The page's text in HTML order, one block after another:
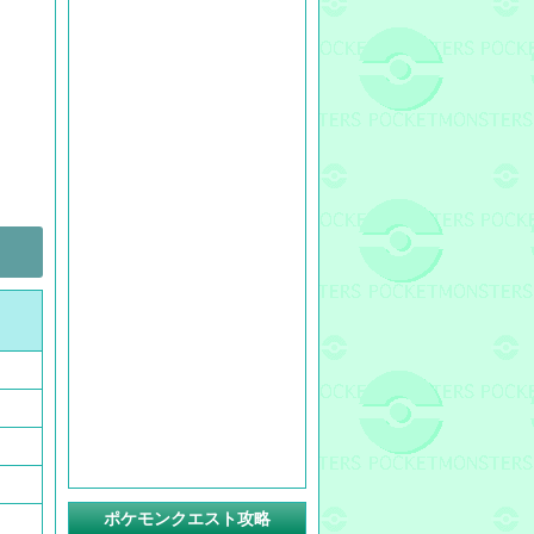
ポケモンクエスト攻略